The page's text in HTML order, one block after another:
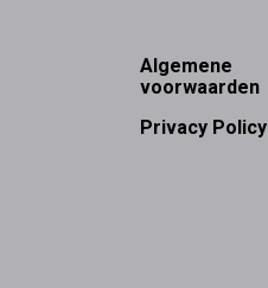
Footer
Algemene
voorwaarden
Privacy Policy